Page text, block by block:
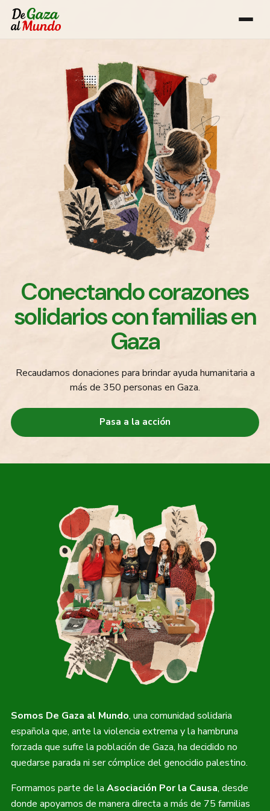
Conectando corazones
solidarios con familias en
Gaza
Recaudamos donaciones para brindar ayuda humanitaria a
más de 350 personas en Gaza.
Pasa a la acción
Somos De Gaza al Mundo, una comunidad solidaria
española que, ante la violencia extrema y la hambruna
forzada que sufre la población de Gaza, ha decidido no
quedarse parada ni ser cómplice del genocidio palestino.
Formamos parte de la Asociación Por la Causa, desde
donde apoyamos de manera directa a más de 75 familias